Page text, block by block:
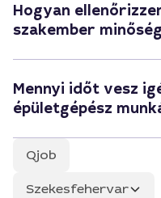
Hogyan
szakember
Mennyi időt vesz
épületgépész
Qjob
Szekesfehervar